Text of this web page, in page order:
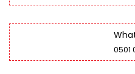
0501